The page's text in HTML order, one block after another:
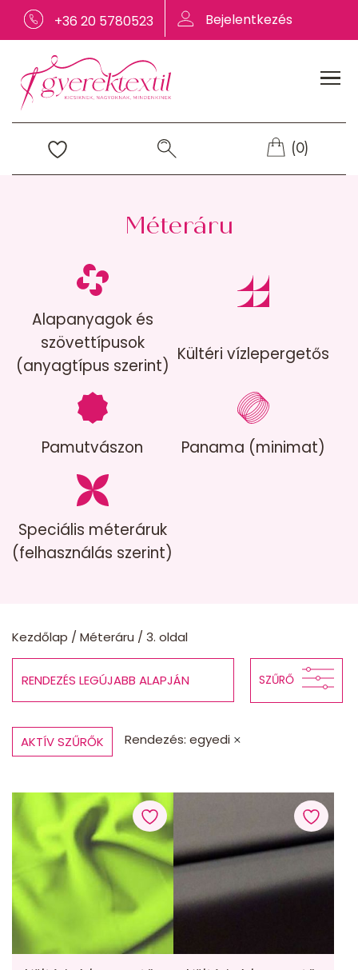
+36 20 5780523 Bejelentkezés
(0)
Méteráru
Alapanyagok és
szövettípusok
(anyagtípus szerint)
Kültéri vízlepergetős
Pamutvászon Panama (minimat)
Speciális méteráruk
(felhasználás szerint)
Kezdőlap /Méteráru / 3. oldal
SZŰRŐ
Termékkategóriák
TERMÉKKATEGÓRIÁK
SZŰRŐ
AKTÍV SZŰRŐK Rendezés: egyedi